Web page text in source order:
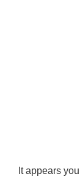
It appears